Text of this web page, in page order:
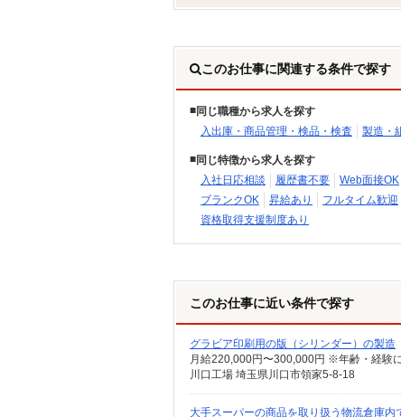
このお仕事に関連する条件で探す
同じ職種から求人を探す
入出庫・商品管理・検品・検査
製造・
同じ特徴から求人を探す
入社日応相談
履歴書不要 Web面接OK
ブランクOK
昇給あり フルタイム歓迎
資格取得支援制度あり
このお仕事に近い条件で探す
グラビア印刷用の版（シリンダー）の製造
川口工場 埼玉県川口市領家5-8-18
大手スーパーの商品を取り扱う物流倉庫